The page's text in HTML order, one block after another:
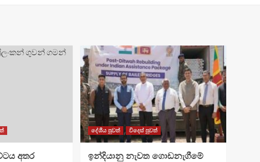
අතර
දේශීය පුවත් විදෙස් පුවත්
ඉන්දියානු නැවත ගොඩනැගීමේ